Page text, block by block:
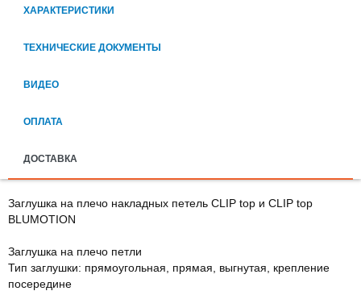
ХАРАКТЕРИСТИКИ
ТЕХНИЧЕСКИЕ ДОКУМЕНТЫ
ВИДЕО
ОПЛАТА
ДОСТАВКА
Заглушка на плечо накладных петель CLIP top и CLIP top
BLUMOTION
Заглушка на плечо петли
Тип заглушки: прямоугольная, прямая, выгнутая, крепление
посередине